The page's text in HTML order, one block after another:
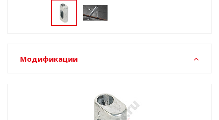
Модификации